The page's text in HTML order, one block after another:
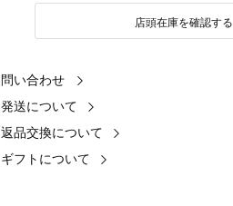
店頭在庫を確認する
問い合わせ
発送について
返品交換について
ギフトについて